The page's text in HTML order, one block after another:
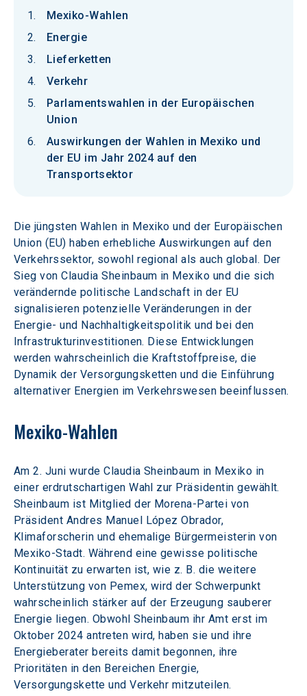
Mexiko-Wahlen
Energie
Lieferketten
Verkehr
Parlamentswahlen in der Europäischen
Union
Auswirkungen der Wahlen in Mexiko und
der EU im Jahr 2024 auf den
Transportsektor
Die jüngsten Wahlen in Mexiko und der Europäischen
Union (EU) haben erhebliche Auswirkungen auf den
Verkehrssektor, sowohl regional als auch global. Der
Sieg von Claudia Sheinbaum in Mexiko und die sich
verändernde politische Landschaft in der EU
signalisieren potenzielle Veränderungen in der
Energie- und Nachhaltigkeitspolitik und bei den
Infrastrukturinvestitionen. Diese Entwicklungen
werden wahrscheinlich die Kraftstoffpreise, die
Dynamik der Versorgungsketten und die Einführung
alternativer Energien im Verkehrswesen beeinflussen.
Mexiko-Wahlen
Am 2. Juni wurde Claudia Sheinbaum in Mexiko in
einer erdrutschartigen Wahl zur Präsidentin gewählt.
Sheinbaum ist Mitglied der Morena-Partei von
Präsident Andres Manuel López Obrador,
Klimaforscherin und ehemalige Bürgermeisterin von
Mexiko-Stadt. Während eine gewisse politische
Kontinuität zu erwarten ist, wie z. B. die weitere
Unterstützung von Pemex, wird der Schwerpunkt
wahrscheinlich stärker auf der Erzeugung sauberer
Energie liegen. Obwohl Sheinbaum ihr Amt erst im
Oktober 2024 antreten wird, haben sie und ihre
Energieberater bereits damit begonnen, ihre
Prioritäten in den Bereichen Energie,
Versorgungskette und Verkehr mitzuteilen.